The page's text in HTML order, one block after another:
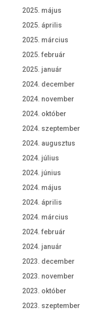
2025. május
2025. április
2025. március
2025. február
2025. január
2024. december
2024. november
2024. október
2024. szeptember
2024. augusztus
2024. július
2024. június
2024. május
2024. április
2024. március
2024. február
2024. január
2023. december
2023. november
2023. október
2023. szeptember